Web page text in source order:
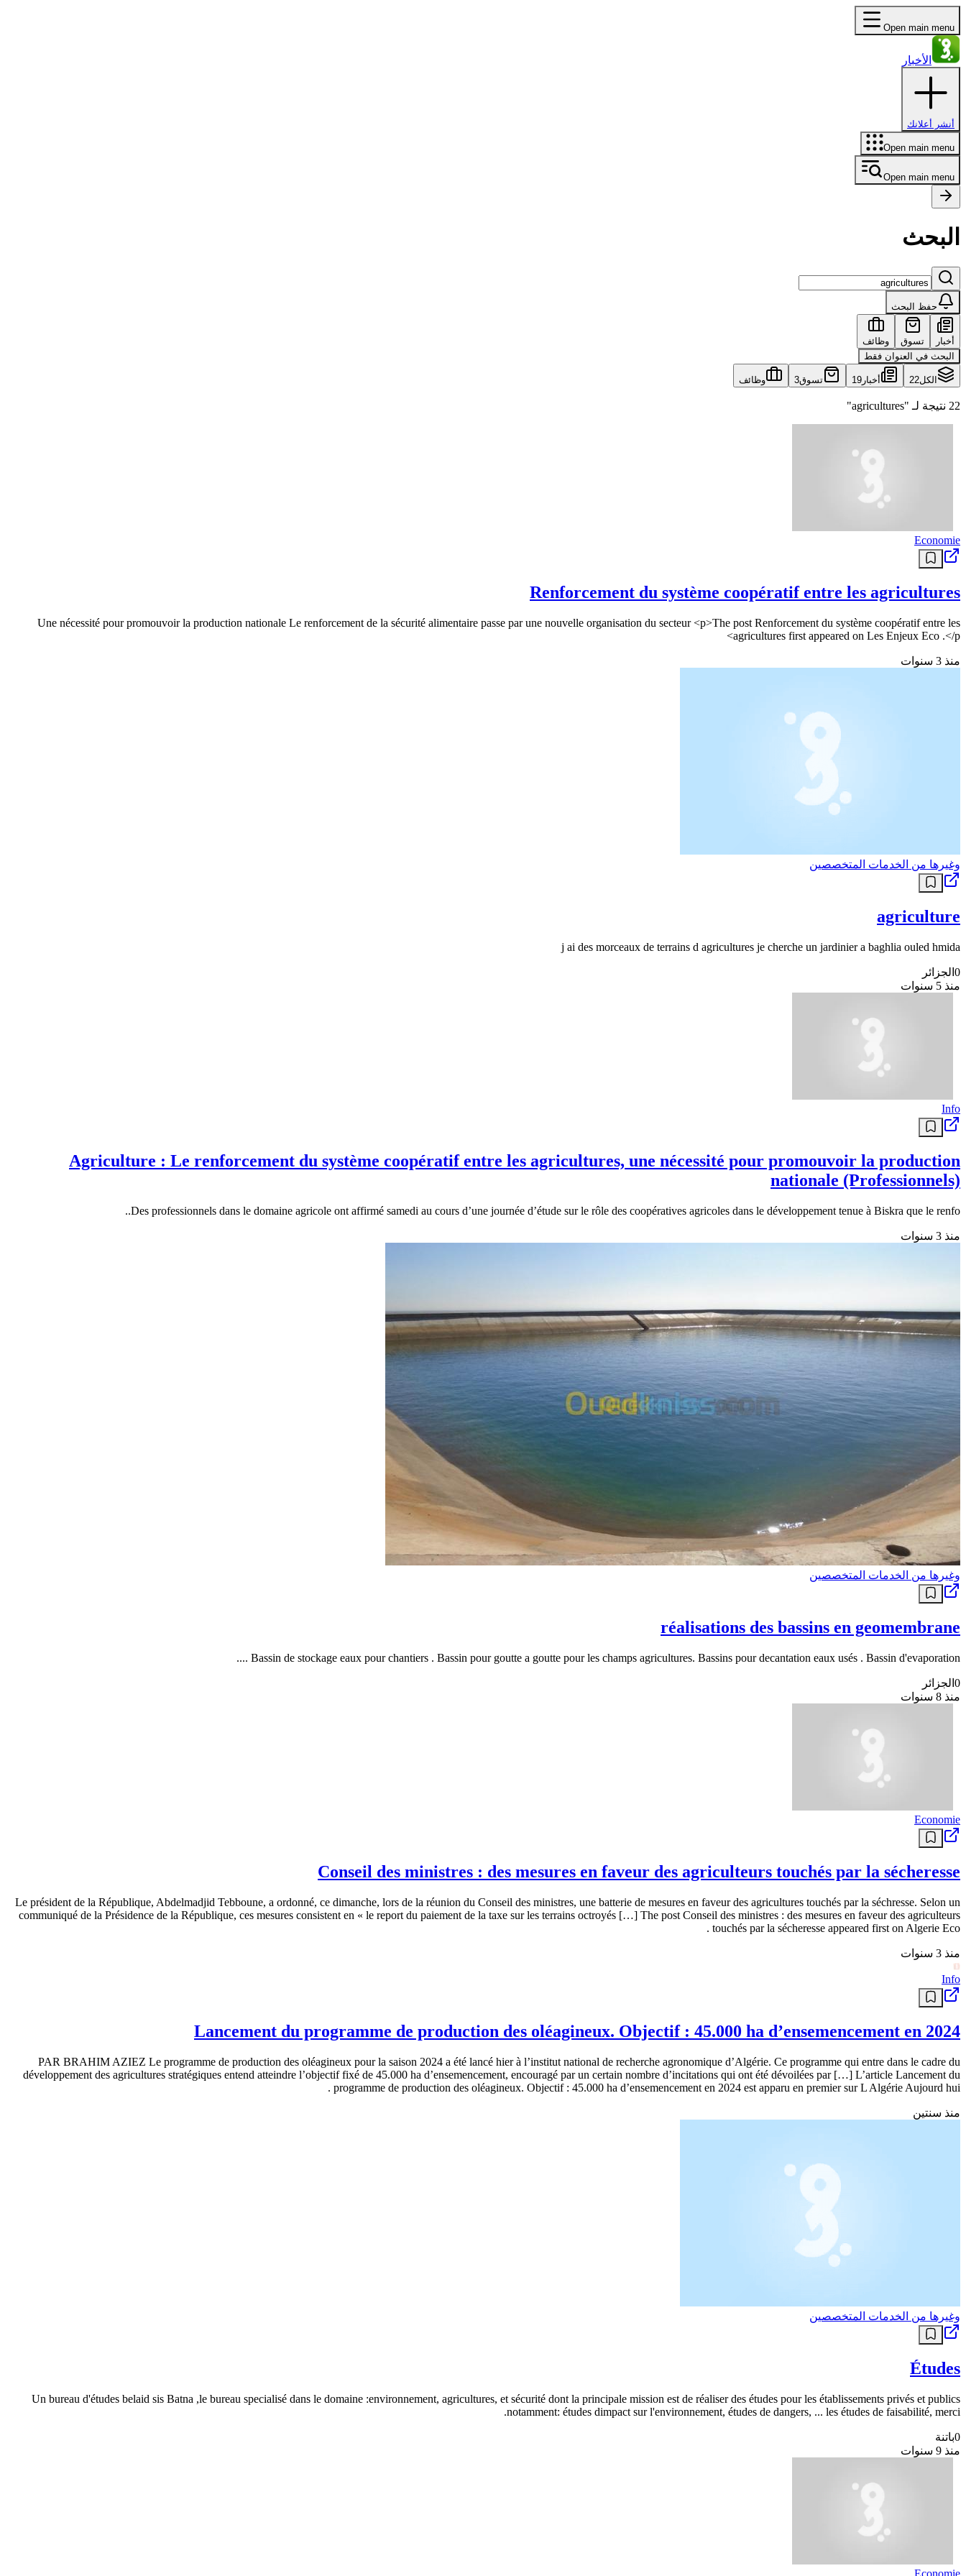
Open main menu
الأخبار
أنشر أعلانك
Open main menu
Open main menu
البحث
حفظ البحث
أخبار تسوق
وظائف
البحث في العنوان فقط
الكل22 أخبار 19 تسوق3 وظائف
22 نتيجة لـ "agricultures"
Economie
Renforcement du système coopératif entre les agricultures
Une nécessité pour promouvoir la production nationale Le renforcement de la sécurité alimentaire passe par une nouvelle organisation du secteur <p>The post Renforcement du système coopératif entre les
agricultures first appeared on Les Enjeux Eco .</p>
منذ 3 سنوات
وغيرها من الخدمات المتخصصين
agriculture
j ai des morceaux de terrains d agricultures je cherche un jardinier a baghlia ouled hmida
0 الجزائر
منذ 5 سنوات
Info
Agriculture : Le renforcement du système coopératif entre les agricultures, une nécessité pour promouvoir la production
nationale (Professionnels)
Des professionnels dans le domaine agricole ont affirmé samedi au cours d’une journée d’étude sur le rôle des coopératives agricoles dans le développement tenue à Biskra que le renfo..
منذ 3 سنوات
وغيرها من الخدمات المتخصصين
réalisations des bassins en geomembrane
Bassin de stockage eaux pour chantiers . Bassin pour goutte a goutte pour les champs agricultures. Bassins pour decantation eaux usés . Bassin d'evaporation ....
0 الجزائر
منذ 8 سنوات
Economie
Conseil des ministres : des mesures en faveur des agriculteurs touchés par la sécheresse
Le président de la République, Abdelmadjid Tebboune, a ordonné, ce dimanche, lors de la réunion du Conseil des ministres, une batterie de mesures en faveur des agricultures touchés par la séchresse. Selon un
communiqué de la Présidence de la République, ces mesures consistent en « le report du paiement de la taxe sur les terrains octroyés […] The post Conseil des ministres : des mesures en faveur des agriculteurs
touchés par la sécheresse appeared first on Algerie Eco .
منذ 3 سنوات
Info
Lancement du programme de production des oléagineux. Objectif : 45.000 ha d’ensemencement en 2024
PAR BRAHIM AZIEZ Le programme de production des oléagineux pour la saison 2024 a été lancé hier à l’institut national de recherche agronomique d’Algérie. Ce programme qui entre dans le cadre du
développement des agricultures stratégiques entend atteindre l’objectif fixé de 45.000 ha d’ensemencement, encouragé par un certain nombre d’incitations qui ont été dévoilées par […] L’article Lancement du
programme de production des oléagineux. Objectif : 45.000 ha d’ensemencement en 2024 est apparu en premier sur L Algérie Aujourd hui .
منذ سنتين
وغيرها من الخدمات المتخصصين
Études
Un bureau d'études belaid sis Batna ,le bureau specialisé dans le domaine :environnement, agricultures, et sécurité dont la principale mission est de réaliser des études pour les établissements privés et publics
notamment: études dimpact sur l'environnement, études de dangers, ... les études de faisabilité, merci.
0باتنة
منذ 9 سنوات
Economie